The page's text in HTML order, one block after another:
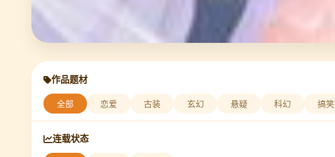
作品题材
全部 恋爱 古装 玄幻 悬疑 科幻 搞笑
连载状态